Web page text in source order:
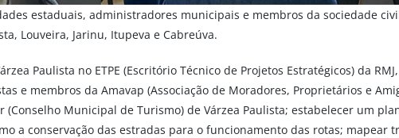
estaduais, administradores municipais e membros da sociedade
Louveira, Jarinu, Itupeva e Cabreúva.
Paulista no ETPE (Escritório Técnico de Projetos Estratégicos) da
e membros da Amavap (Associação de Moradores, Proprietários e
Municipal de Turismo) de Várzea Paulista; estabelecer um
a conservação das estradas para o funcionamento das rotas;